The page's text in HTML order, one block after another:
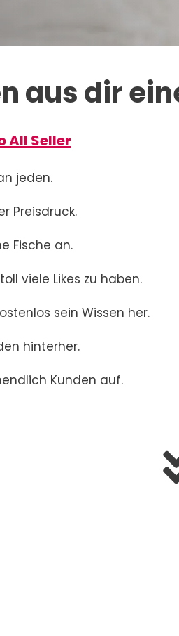
aus dir
All Seller
jeden.
Preisdruck.
Fische an.
viele Likes zu haben.
sein Wissen her.
hinterher.
Kunden auf.